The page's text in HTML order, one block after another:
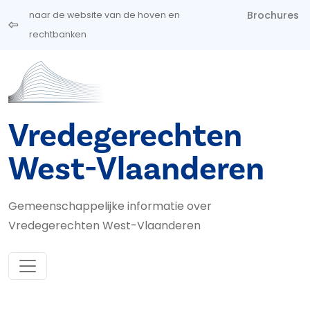
Overslaan en naar de inhoud gaan
naar de website van de hoven en
rechtbanken
Brochures
Vredegerechten
West-Vlaanderen
Gemeenschappelijke informatie over
Vredegerechten West-Vlaanderen